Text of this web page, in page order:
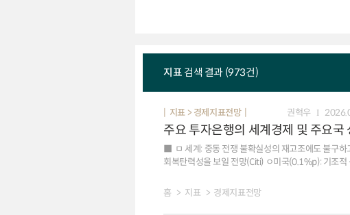
지표 검색 결과 (973건)
지표 > 경제지표전망 권혁우
주요 투자은행의 세계경제 및 주요
ㅁ 세계: 중동 전쟁 불확실성의 재고조에도 불구
회복탄력성을 보일 전망(Citi) ㅇ미국(0.1%p): 기조적 성장은 견조(2분기 민간수요 +3.9%, 3년래 최고, 전기비 연율)한 수준을 이어갔으나 AI 투자에기인한
가속화 우려가 일부 완화되었으나 연준 내 매파적
홈 지표 경제지표전망